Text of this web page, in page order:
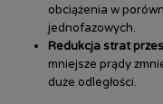
obciążenia w
jednofazowych.
Redukcja strat
mniejsze prądy
duże odległości.